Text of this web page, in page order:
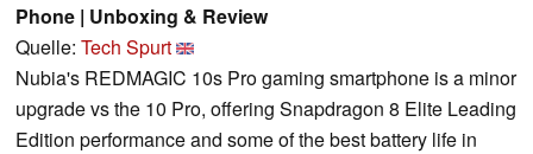
Phone | Unboxing & Review
Quelle: Tech Spurt
Nubia's REDMAGIC 10s Pro gaming smartphone is a minor
upgrade vs the 10 Pro, offering Snapdragon 8 Elite Leading
Edition performance and some of the best battery life in